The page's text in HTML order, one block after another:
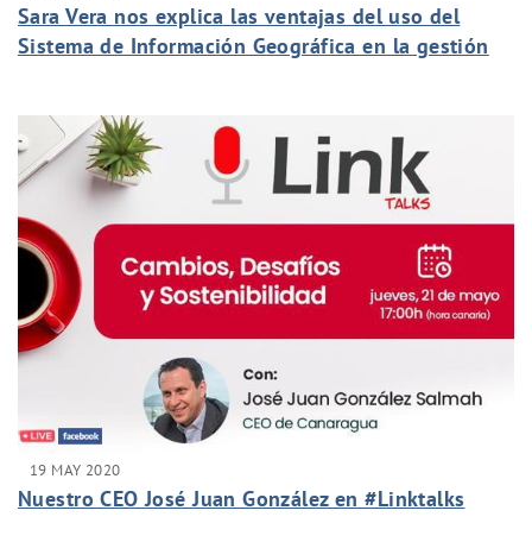
Sara Vera nos explica las ventajas del uso del
Sistema de Información Geográfica en la gestión
19 MAY 2020
Nuestro CEO José Juan González en #Linktalks